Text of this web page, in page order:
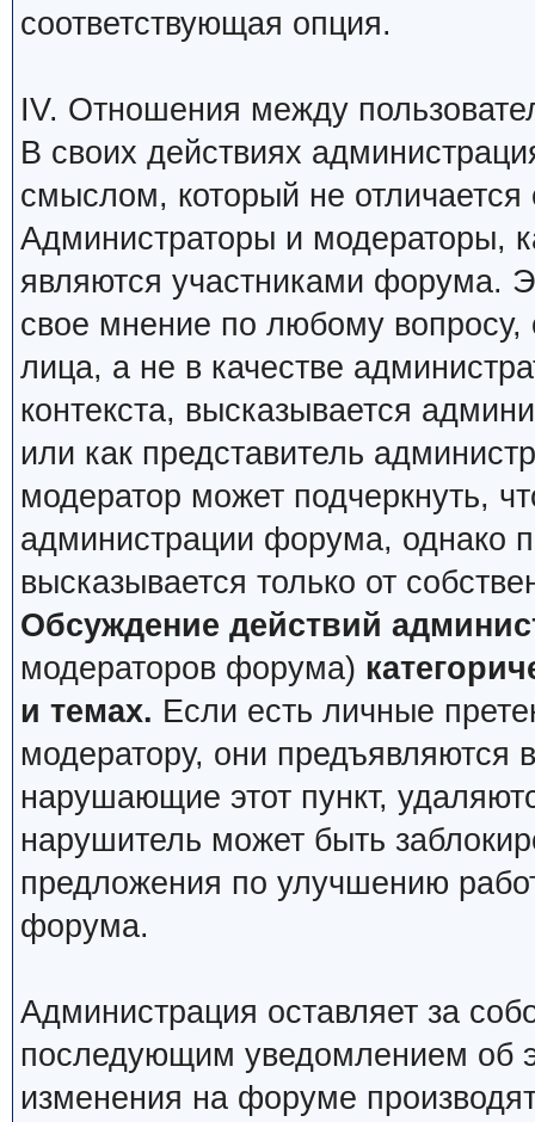
соответствующая опция.
IV. Отношения между
В своих действиях
смыслом, который не отличается
Администраторы и модераторы,
являются участниками форума.
свое мнение по любому
лица, а не в качестве
контекста, высказывается
или как представитель
модератор может подчеркнуть,
администрации форума, однако
высказывается только от
Обсуждение действий
модераторов форума)
и темах. Если есть личные
модератору, они
нарушающие этот пункт,
нарушитель может быть
предложения по улучшению
форума.
Администрация оставляет за
последующим уведомлением об
изменения на форуме